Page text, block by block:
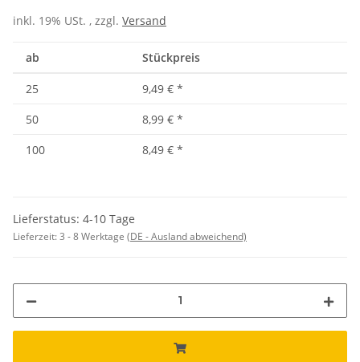
inkl. 19% USt. , zzgl. Versand
ab Stückpreis
25 9,49 € *
50
8,99 € *
100
8,49 € *
Lieferstatus: 4-10 Tage
Lieferzeit:3 - 8 Werktage (DE - Ausland abweichend)